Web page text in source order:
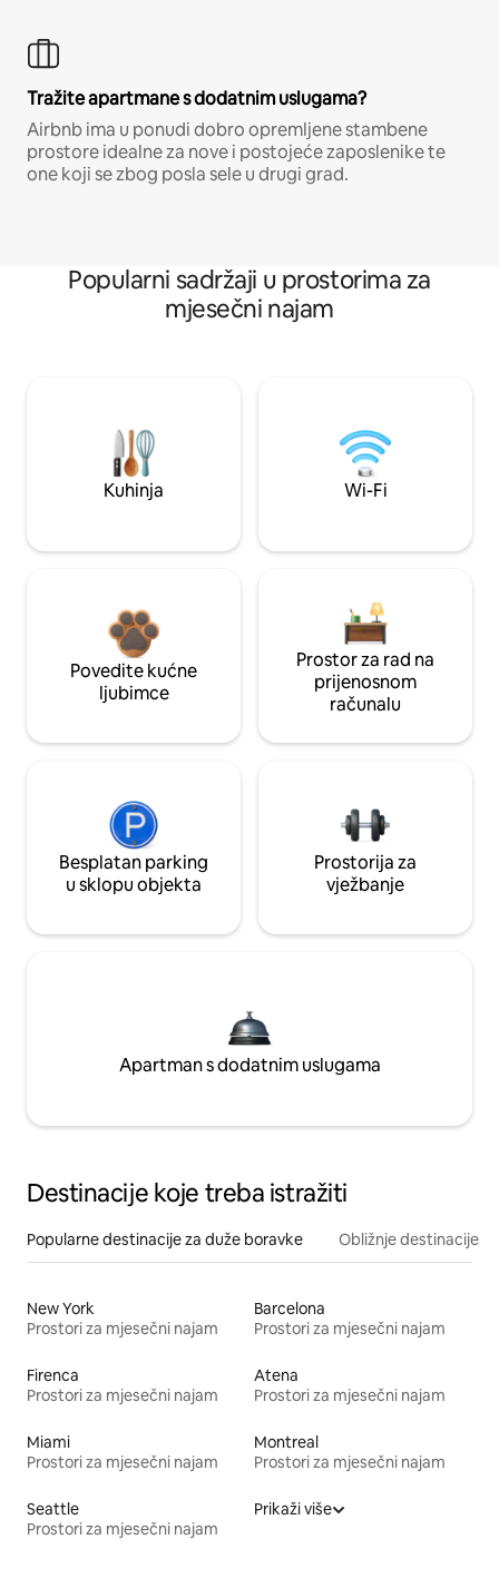
Tražite apartmane s dodatnim uslugama?
Airbnb ima u ponudi dobro opremljene stambene
prostore idealne za nove i postojeće zaposlenike te
one koji se zbog posla sele u drugi grad.
Popularni sadržaji u prostorima za
mjesečni najam
Kuhinja Wi-Fi
Povedite kućne
ljubimce
Prostor za rad na
prijenosnom
računalu
Besplatan parking
u sklopu objekta
Prostorija za
vježbanje
Apartman s dodatnim uslugama
Destinacije koje treba istražiti
Popularne destinacije za duže boravke Obližnje destinacije
New York
Prostori za mjesečni najam
Barcelona
Prostori za mjesečni najam
Firenca
Prostori za mjesečni najam
Atena
Prostori za mjesečni najam
Miami
Prostori za mjesečni najam
Montreal
Prostori za mjesečni najam
Seattle
Prostori za mjesečni najam
Prikaži više